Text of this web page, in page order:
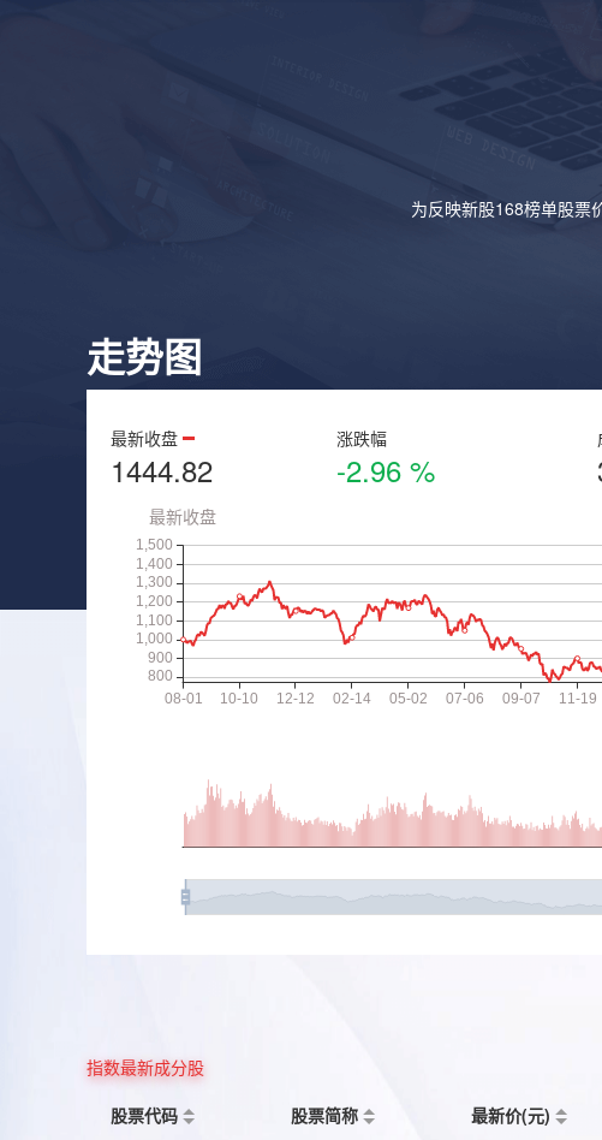
为反映新股168榜单股票
走势图
最新收盘
1444.82
涨跌幅
-2.96 %
指数最新成分股
股票代码
股票简称 最新价(元)